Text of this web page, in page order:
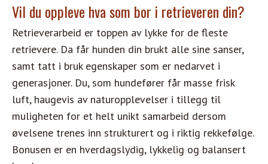
Vil du oppleve hva som bor i retrieveren din?
Retrieverarbeid er toppen av lykke for de fleste
retrievere. Da får hunden din brukt alle sine sanser,
samt tatt i bruk egenskaper som er nedarvet i
generasjoner. Du, som hundefører får masse frisk
luft, haugevis av naturopplevelser i tillegg til
muligheten for et helt unikt samarbeid dersom
øvelsene trenes inn strukturert og i riktig rekkefølge.
Bonusen er en hverdagslydig, lykkelig og balansert